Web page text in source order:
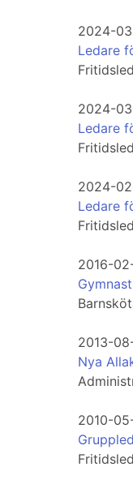
2024-
Ledare
2024-
Ledare
2024-
Ledare
2016-
2013-
Nya
2010-